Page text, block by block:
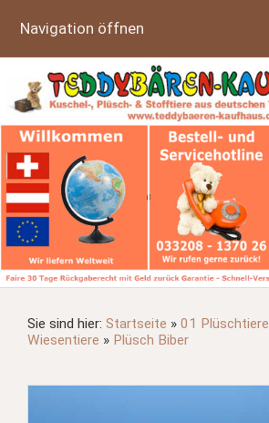
Navigation öffnen
Sie sind hier: Startseite » 01 Plüschtiere
Wiesentiere » Plüsch Biber